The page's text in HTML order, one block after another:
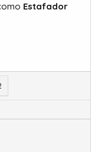
Estafador